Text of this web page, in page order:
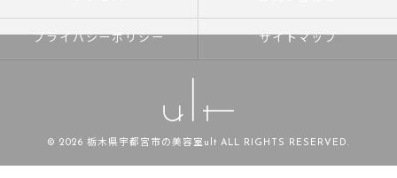
プライバシーポリシー サイトマップ
© 2026 栃木県宇都宮市の美容室ult ALL RIGHTS RESERVED.